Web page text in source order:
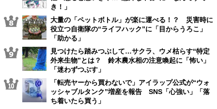
き！」
大量の「ペットボトル」が楽に運べる！？ 災害時に
役立つ自衛隊の“ライフハック”に「目からうろこ」
「助かる」
見つけたら踏みつぶして…サクラ、ウメ枯らす“特定
外来生物”とは？ 鈴木農水相の注意喚起に「怖い」
「迷わずつぶす」
「転売ヤーから買わないで」アイラップ公式が“ウォ
ッシャブルタンク”増産を報告 SNS「心強い」「落
ち着いたら買う」